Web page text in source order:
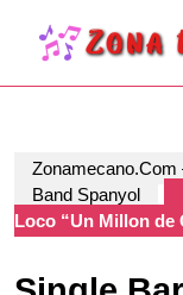
content
Band Spanyol
Loco “Un Millon de